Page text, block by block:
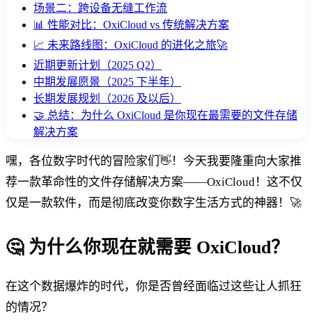
场景二：跨设备无缝工作流
📊 性能对比：OxiCloud vs 传统解决方案
📈 未来路线图：OxiCloud 的进化之旅🚀
近期更新计划（2025 Q2）
中期发展愿景（2025 下半年）
长期发展规划（2026 及以后）
🤝 总结：为什么 OxiCloud 是你现在最需要的文件存储
解决方案
嘿，各位数字时代的冒险家们👋！今天我要隆重向大家推
荐一款革命性的文件存储解决方案——OxiCloud！这不仅
仅是一款软件，而是彻底改变你数字生活方式的神器！🚀
🤔 为什么你现在就需要 OxiCloud？
在这个数据爆炸的时代，你是否曾经面临过这些让人抓狂
的情况？